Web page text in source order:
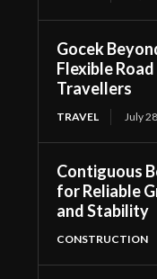
Gocek
Flexible
Travellers
TRAVEL July
Contiguous
for Reliable
and Stability
CONSTRUCTION